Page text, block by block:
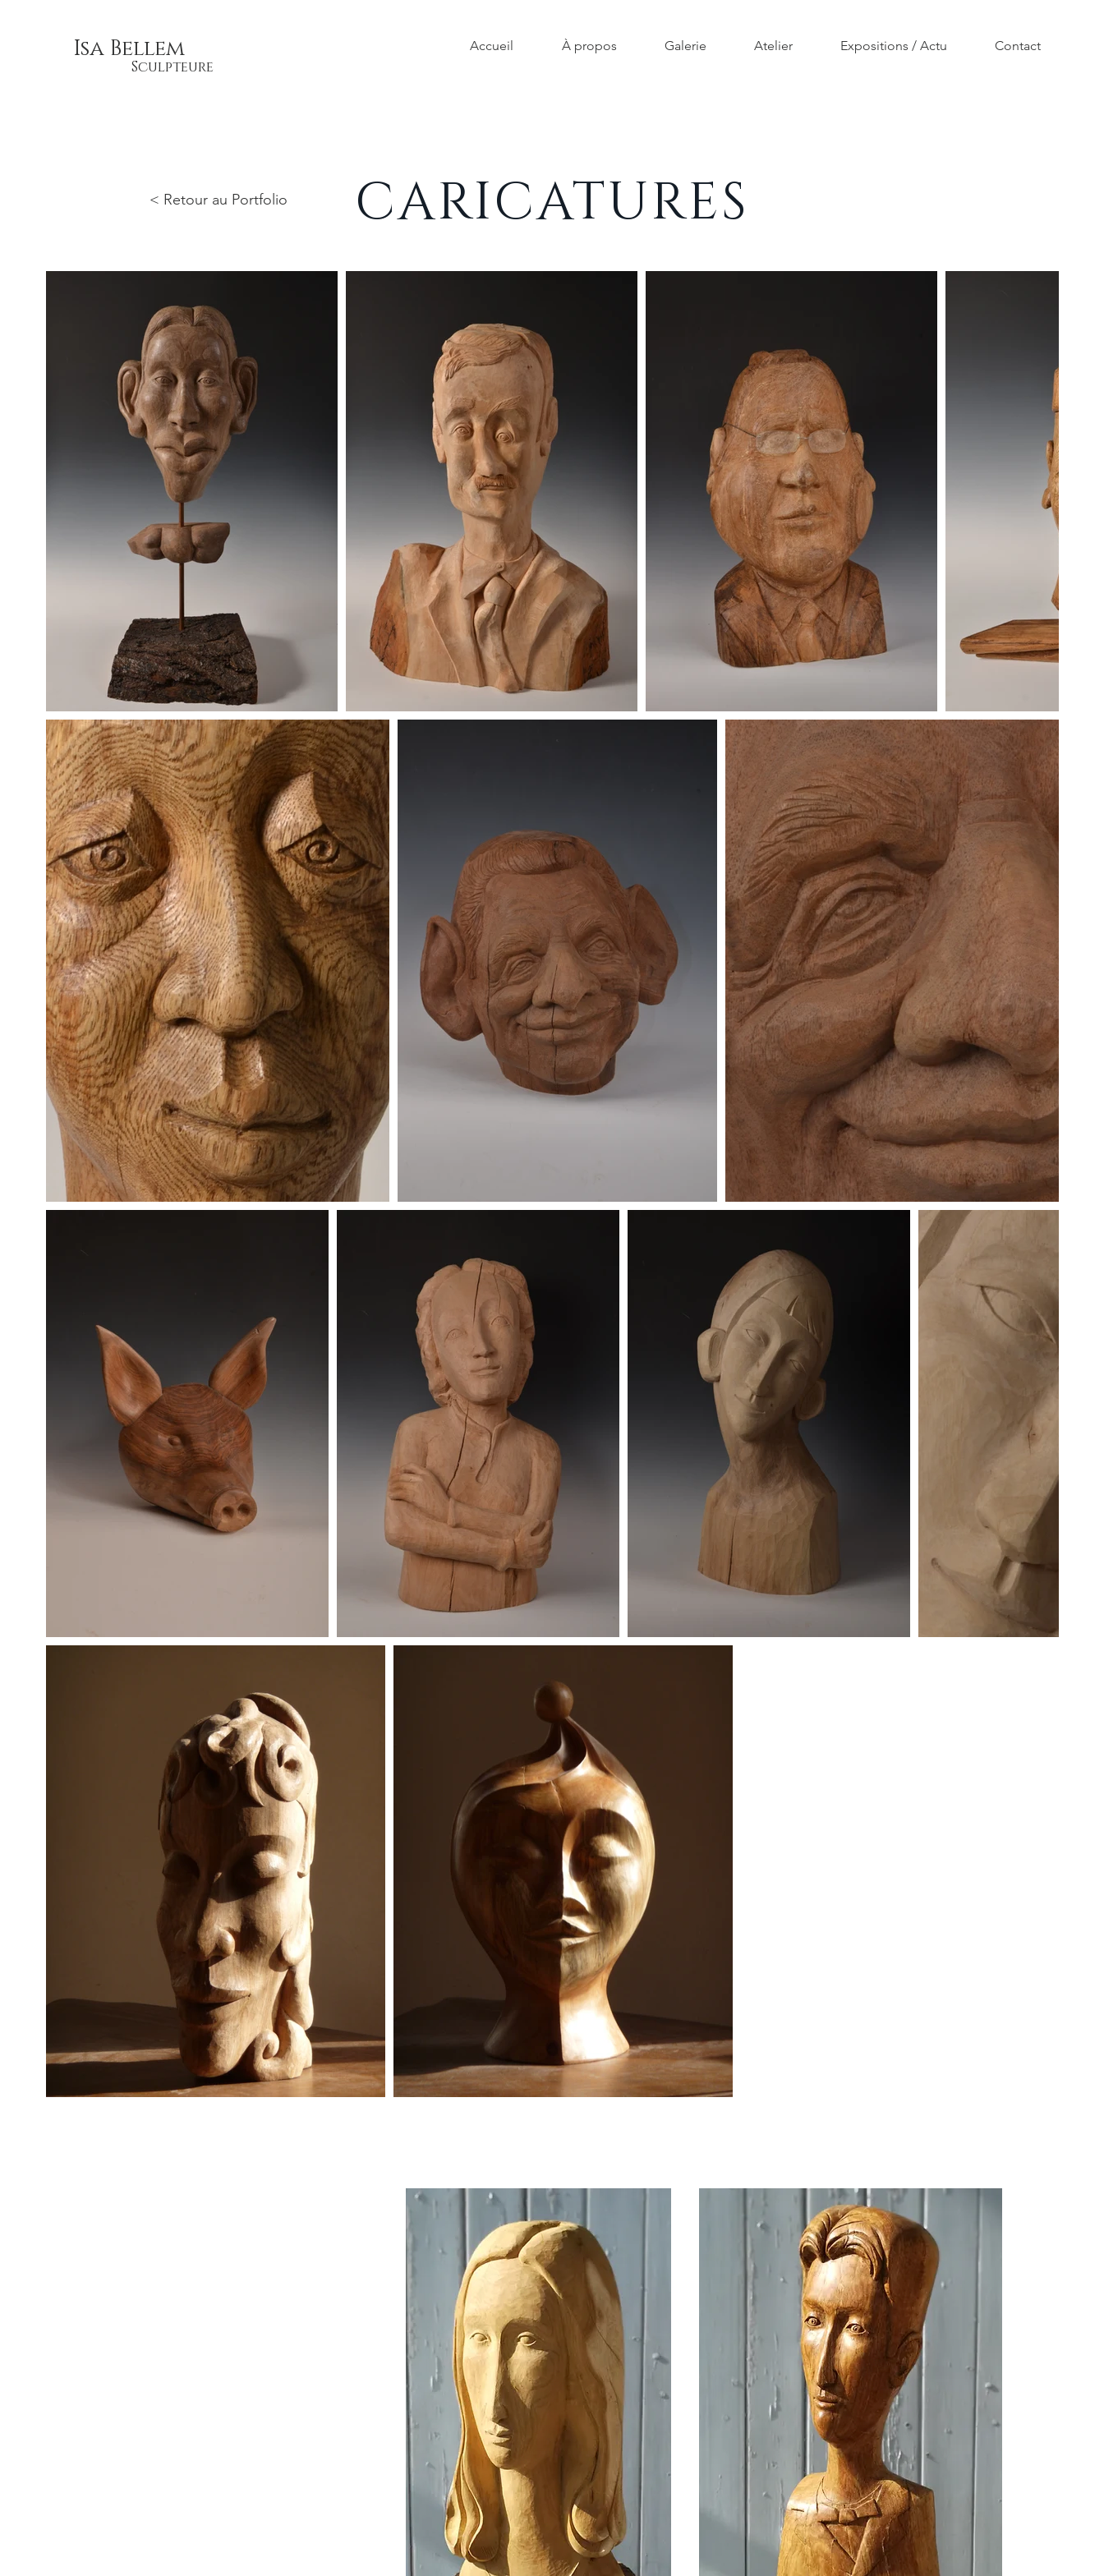
Isa Bellem Accueil À propos Galerie Atelier Expositions / Actu Contact
Sculpteure
CARICATURES
< Retour au Portfolio